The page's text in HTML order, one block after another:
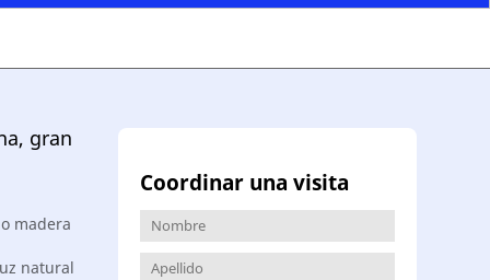
gran
madera
natural
Coordinar una visita